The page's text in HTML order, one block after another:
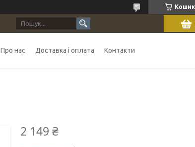
Кошик
Про нас Доставка і оплата Контакти
2 149 ₴